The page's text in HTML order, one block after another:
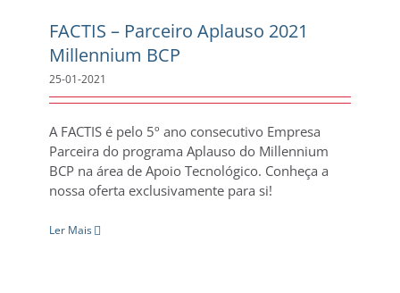
FACTIS – Parceiro Aplauso 2021
Millennium BCP
25-01-2021
A FACTIS é pelo 5º ano consecutivo Empresa
Parceira do programa Aplauso do Millennium
BCP na área de Apoio Tecnológico. Conheça a
nossa oferta exclusivamente para si!
Ler Mais